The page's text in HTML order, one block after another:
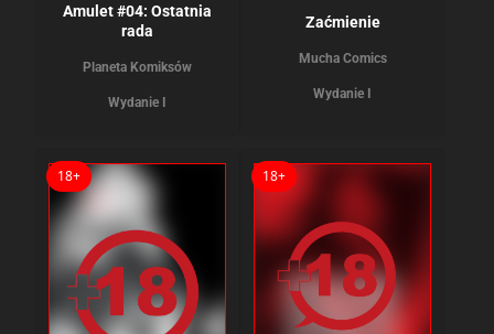
Amulet #04: Ostatnia
rada
Planeta Komiksów
Wydanie I
Zaćmienie
Mucha Comics
Wydanie I
18+ 18+